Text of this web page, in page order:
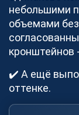
Для
Станьте
небольшими
объемами
кронштейнов
✔️ А ещё
оттенке.